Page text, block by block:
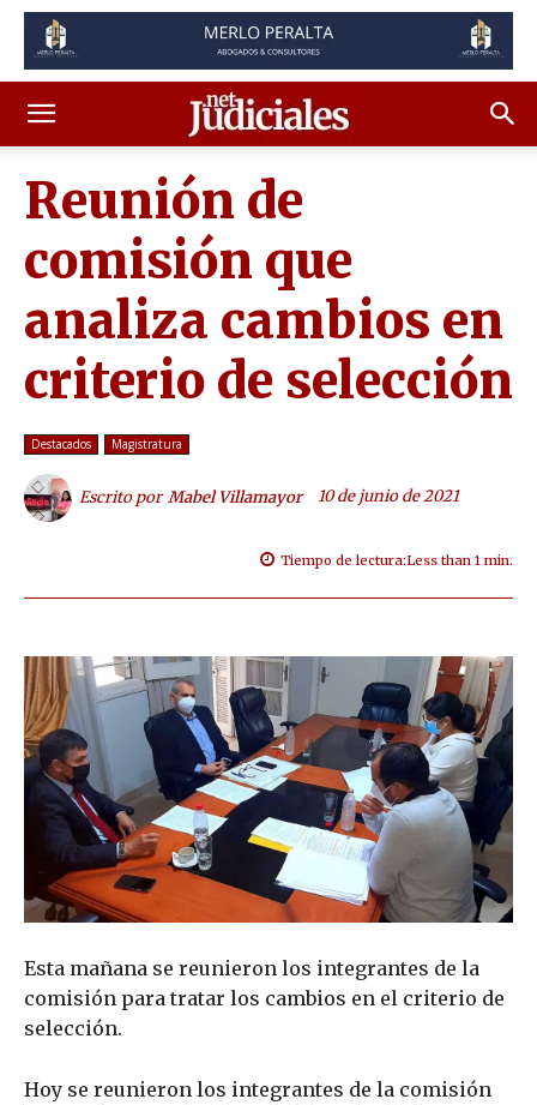
Reunión de
comisión que
analiza cambios en
criterio de selección
Destacados Magistratura
Escrito por Mabel Villamayor 10 de junio de 2021
Tiempo de lectura:Less than 1 min.
Esta mañana se reunieron los integrantes de la
comisión para tratar los cambios en el criterio de
selección.
Hoy se reunieron los integrantes de la comisión